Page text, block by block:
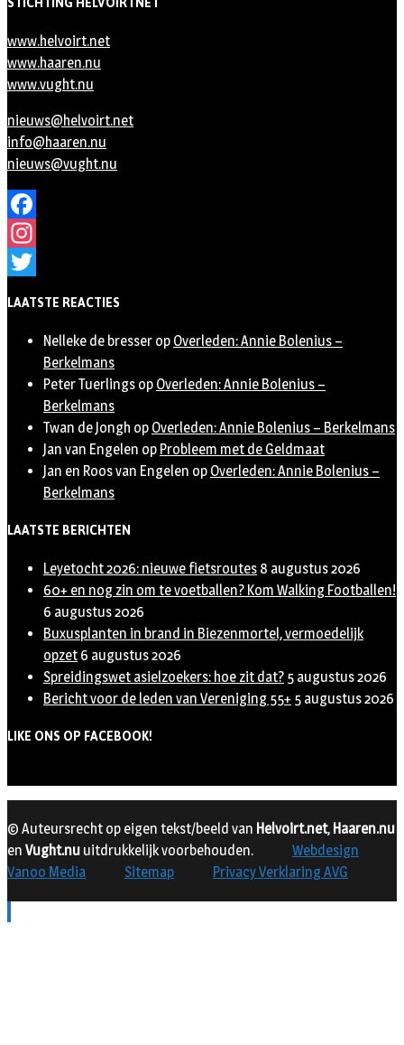
www.helvoirt.net
www.haaren.nu
www.vught.nu
nieuws@helvoirt.net
info@haaren.nu
nieuws@vught.nu
Facebook
Instagram
LAATSTE REACTIES
Nelleke de bresser op Overleden: Annie Bolenius –
Berkelmans
Peter Tuerlings op Overleden: Annie Bolenius –
Berkelmans
Twan de Jongh op Overleden: Annie Bolenius – Berkelmans
Jan van Engelen op Probleem met de Geldmaat
Jan en Roos van Engelen op Overleden: Annie Bolenius –
Berkelmans
LAATSTE BERICHTEN
Leyetocht 2026: nieuwe fietsroutes 8 augustus 2026
60+ en nog zin om te voetballen? Kom Walking Footballen!
6 augustus 2026
Buxusplanten in brand in Biezenmortel, vermoedelijk
opzet 6 augustus 2026
Spreidingswet asielzoekers: hoe zit dat? 5 augustus 2026
Bericht voor de leden van Vereniging 55+ 5 augustus 2026
LIKE ONS OP FACEBOOK!
© Auteursrecht op eigen tekst/beeld van Helvoirt.net, Haaren.nu
en Vught.nu uitdrukkelijk voorbehouden.
Webdesign
Vanoo Media
Sitemap Privacy Verklaring AVG